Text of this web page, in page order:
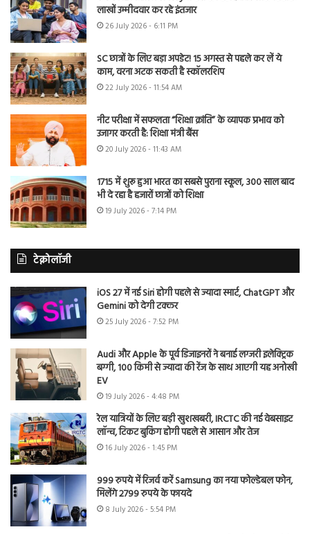
लाखों उम्मीदवार कर रहे इंतजार
26 July 2026 - 6:11 PM
SC छात्रों के लिए बड़ा अपडेट! 15 अगस्त से पहले कर लें ये
काम, वरना अटक सकती है स्कॉलरशिप
22 July 2026 - 11:54 AM
नीट परीक्षा में सफलता “शिक्षा क्रांति” के व्यापक प्रभाव को
उजागर करती है: शिक्षा मंत्री बैंस
20 July 2026 - 11:43 AM
1715 में शुरू हुआ भारत का सबसे पुराना स्कूल, 300 साल बाद
भी दे रहा है हजारों छात्रों को शिक्षा
19 July 2026 - 7:14 PM
टेक्नोलॉजी
iOS 27 में नई Siri होगी पहले से ज्यादा स्मार्ट, ChatGPT और
Gemini को देगी टक्कर
25 July 2026 - 7:52 PM
Audi और Apple के पूर्व डिजाइनरों ने बनाई लग्जरी इलेक्ट्रिक
बग्गी, 100 किमी से ज्यादा की रेंज के साथ आएगी यह अनोखी
EV
19 July 2026 - 4:48 PM
रेल यात्रियों के लिए बड़ी खुशखबरी, IRCTC की नई वेबसाइट
लॉन्च, टिकट बुकिंग होगी पहले से आसान और तेज
16 July 2026 - 1:45 PM
999 रुपये में रिजर्व करें Samsung का नया फोल्डेबल फोन,
मिलेंगे 2799 रुपये के फायदे
8 July 2026 - 5:54 PM